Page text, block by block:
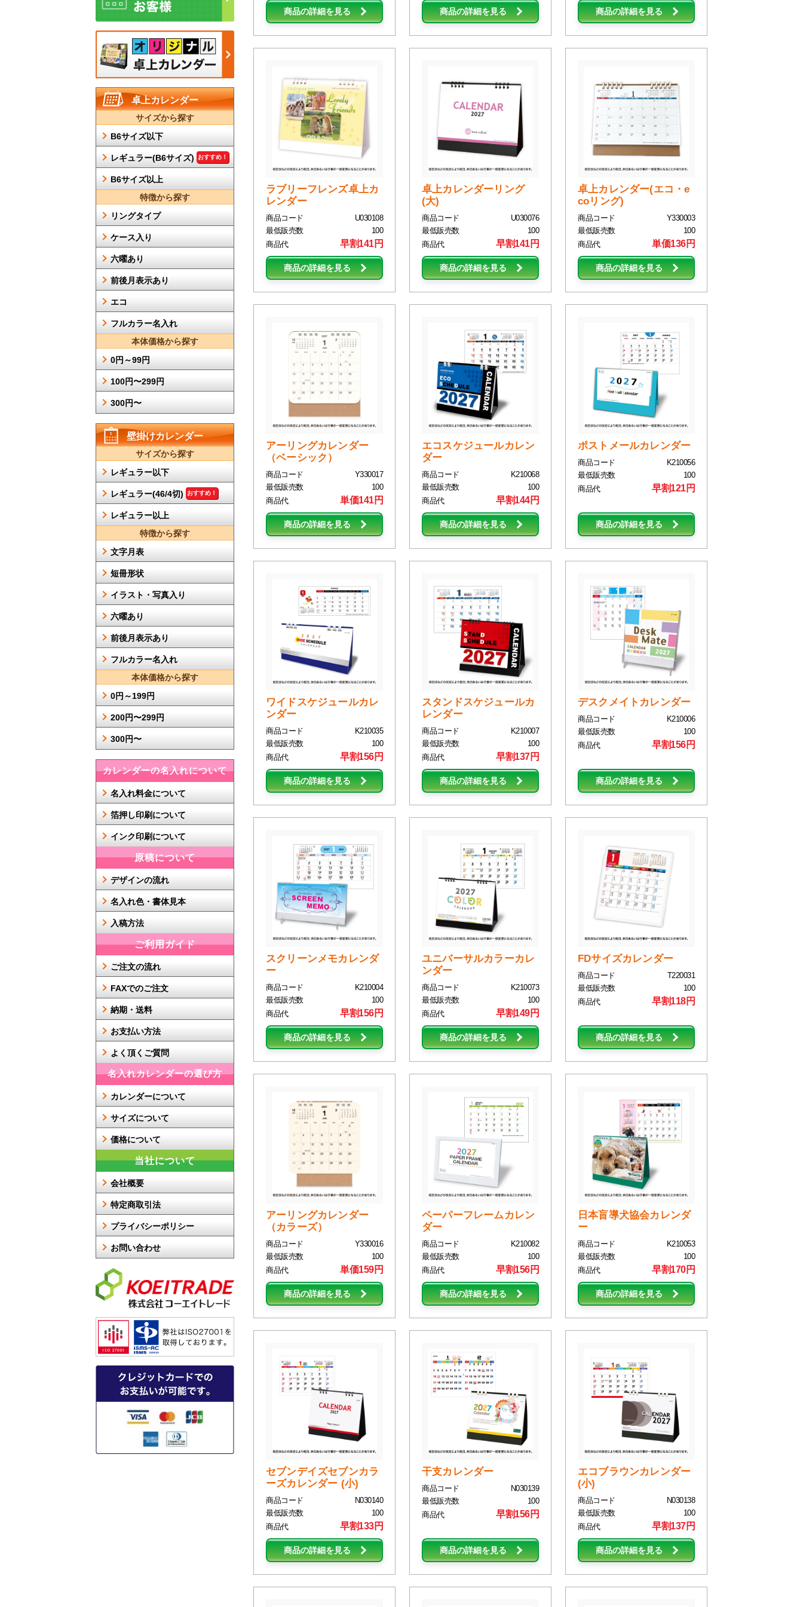
商品の詳細を見る 商品の詳細を見る 商品の詳細を見る
ラブリーフレンズ卓上カ
レンダー
商品コード
U030108
最低販売数
100
商品代
早割141円
商品の詳細を見る
卓上カレンダーリング
(大)
商品コード
U030076
最低販売数
100
商品代
早割141円
商品の詳細を見る
卓上カレンダー(エコ・e
coリング)
商品コード
Y330003
最低販売数
100
商品代
単価136円
商品の詳細を見る
アーリングカレンダー
（ベーシック）
商品コード
Y330017
最低販売数
100
商品代
単価141円
商品の詳細を見る
エコスケジュールカレン
ダー
商品コード
K210068
最低販売数
100
商品代
早割144円
商品の詳細を見る
ポストメールカレンダー
商品コード
K210056
最低販売数
100
商品代
早割121円
商品の詳細を見る
ワイドスケジュールカレ
ンダー
商品コード
K210035
最低販売数
100
商品代
早割156円
商品の詳細を見る
スタンドスケジュールカ
レンダー
商品コード
K210007
最低販売数
100
商品代
早割137円
商品の詳細を見る
デスクメイトカレンダー
商品コード
K210006
最低販売数
100
商品代
早割156円
商品の詳細を見る
スクリーンメモカレンダ
ー
商品コード
K210004
最低販売数
100
商品代
早割156円
商品の詳細を見る
ユニバーサルカラーカレ
ンダー
商品コード
K210073
最低販売数
100
商品代
早割149円
商品の詳細を見る
FDサイズカレンダー
商品コード
T220031
最低販売数
100
商品代
早割118円
商品の詳細を見る
アーリングカレンダー
（カラーズ）
商品コード
Y330016
最低販売数
100
商品代
単価159円
商品の詳細を見る
ペーパーフレームカレン
ダー
商品コード
K210082
最低販売数
100
商品代
早割156円
商品の詳細を見る
日本盲導犬協会カレンダ
ー
商品コード
K210053
最低販売数
100
商品代
早割170円
商品の詳細を見る
セブンデイズセブンカラ
ーズカレンダー (小)
商品コード
N030140
最低販売数
100
商品代
早割133円
商品の詳細を見る
干支カレンダー
商品コード
N030139
最低販売数
100
商品代
早割156円
商品の詳細を見る
エコブラウンカレンダー
(小)
商品コード
N030138
最低販売数
100
商品代
早割137円
商品の詳細を見る
卓上カレンダー
サイズから探す
B6サイズ以下
レギュラー(B6サイズ) おすすめ！
B6サイズ以上
特徴から探す
リングタイプ
ケース入り
六曜あり
前後月表示あり
エコ
フルカラー名入れ
本体価格から探す
0円～99円
100円〜299円
300円〜
壁掛けカレンダー
サイズから探す
レギュラー以下
レギュラー(46/4切) おすすめ！
レギュラー以上
特徴から探す
文字月表
短冊形状
イラスト・写真入り
六曜あり
前後月表示あり
フルカラー名入れ
本体価格から探す
0円～199円
200円〜299円
300円〜
カレンダーの名入れについて
名入れ料金について
箔押し印刷について
インク印刷について
原稿について
デザインの流れ
名入れ色・書体見本
入稿方法
ご利用ガイド
ご注文の流れ
FAXでのご注文
納期・送料
お支払い方法
よく頂くご質問
名入れカレンダーの選び方
カレンダーについて
サイズについて
価格について
当社について
会社概要
特定商取引法
プライバシーポリシー
お問い合わせ